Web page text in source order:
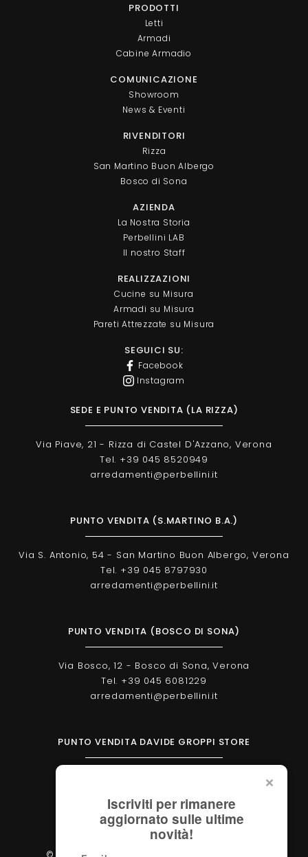
PRODOTTI
Letti
Armadi
Cabine Armadio
COMUNICAZIONE
Showroom
News & Eventi
RIVENDITORI
Rizza
San Martino Buon Albergo
Bosco di Sona
AZIENDA
La Nostra Storia
Perbellini LAB
Il nostro Staff
REALIZZAZIONI
Cucine su Misura
Armadi su Misura
Pareti Attrezzate su Misura
SEGUICI SU:
Facebook
Instagram
SEDE E PUNTO VENDITA (LA RIZZA)
Via Piave, 21 - Rizza di Castel D'Azzano, Verona
Tel. +39 045 8520949
arredamenti@perbellini.it
PUNTO VENDITA (S.MARTINO B.A.)
Via S. Antonio, 54 - San Martino Buon Albergo, Verona
Tel. +39 045 8797930
arredamenti@perbellini.it
PUNTO VENDITA (BOSCO DI SONA)
Via Bosco, 12 - Bosco di Sona, Verona
Tel. +39 045 6081229
arredamenti@perbellini.it
PUNTO VENDITA DAVIDE GROPPI STORE
verona@davidegroppi.store
© 2026 - Perbellini Arredamenti S.r.l. - P.IVA
Iscriviti per rimanere
aggiornato sulle ultime
novità!